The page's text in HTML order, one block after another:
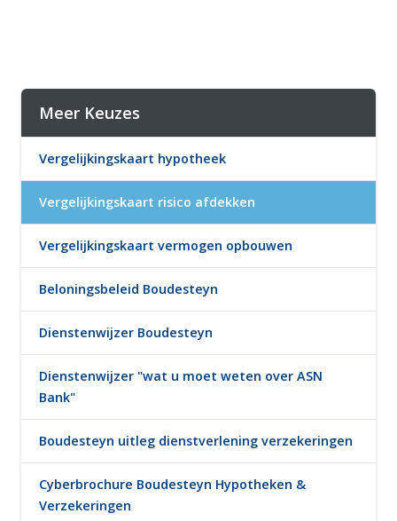
Meer Keuzes
Vergelijkingskaart hypotheek
Vergelijkingskaart risico afdekken
Vergelijkingskaart vermogen opbouwen
Beloningsbeleid Boudesteyn
Dienstenwijzer Boudesteyn
Dienstenwijzer "wat u moet weten over ASN
Bank"
Boudesteyn uitleg dienstverlening verzekeringen
Cyberbrochure Boudesteyn Hypotheken &
Verzekeringen